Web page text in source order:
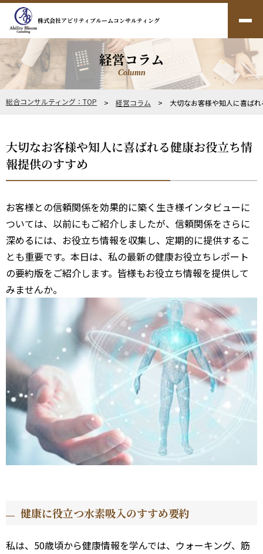
株式会社アビリティブルームコンサルティング
経営コラム
Column
総合コンサルティング：TOP > 経営コラム > 大切なお客様や知人に喜ばれ
大切なお客様や知人に喜ばれる健康お役立ち情
報提供のすすめ
お客様との信頼関係を効果的に築く生き様インタビューに
ついては、以前にもご紹介しましたが、信頼関係をさらに
深めるには、お役立ち情報を収集し、定期的に提供するこ
とも重要です。本日は、私の最新の健康お役立ちレポート
の要約版をご紹介します。皆様もお役立ち情報を提供して
みませんか。
健康に役立つ水素吸入のすすめ要約
私は、50歳頃から健康情報を学んでは、ウォーキング、筋